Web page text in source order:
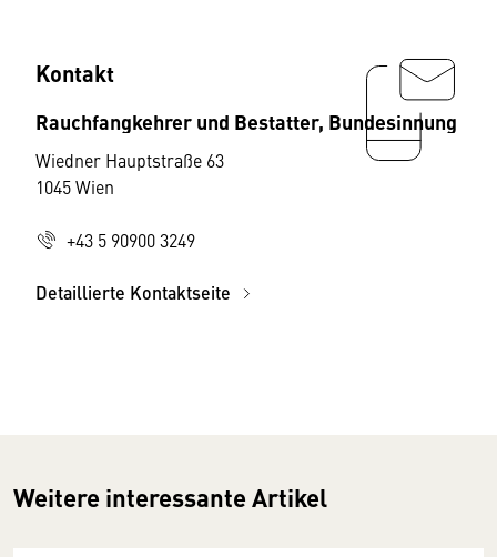
Kontakt
Rauchfangkehrer und Bestatter, Bundesinnung
Wiedner Hauptstraße 63
1045 Wien
+43 5 90900 3249
Detaillierte Kontaktseite
Weitere interessante Artikel